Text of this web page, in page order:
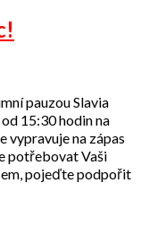
pauzou Slavia
15:30 hodin na
vypravuje na zápas
potřebovat Vaši
pojeďte podpořit